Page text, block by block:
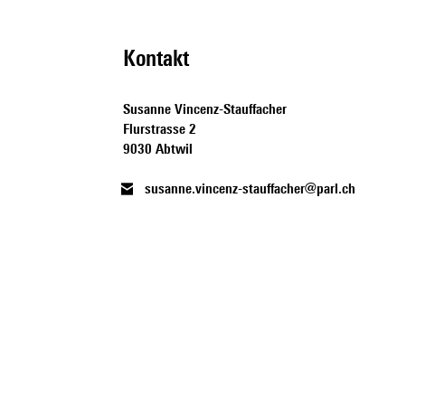
Kontakt
Susanne Vincenz-Stauffacher
Flurstrasse 2
9030 Abtwil
susanne.vincenz-stauffacher@parl.ch